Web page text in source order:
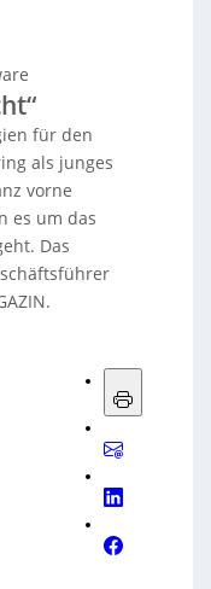
für den
als junges
vorne
es um das
Das